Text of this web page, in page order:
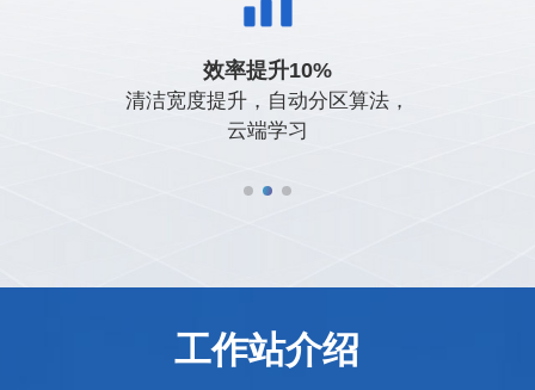
效率提升10%
清洁宽度提升，自动分区算法，
云端学习
自动排班，自动生成作业报告
风机寿命10000h，双路冗余喷淋设计，
持久耐用
工作站介绍